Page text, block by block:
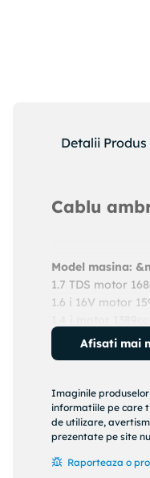
Detalii Produs
Cablu
Model masina:
1.7 TDS motor
1.6 i 16V motor
1.6 i motor 1598cc
1.4 Si motor
1.7 TD motor
An: 1994 - 1998
Cod produs:
Producator:ATE
Denumire
Afisati mai
Imaginile
informatiile pe care
de utilizare,
prezentate pe site
Raporteaza o